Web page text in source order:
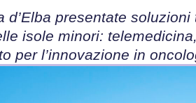
d’Elba presentate
isole minori:
per l’innovazione in